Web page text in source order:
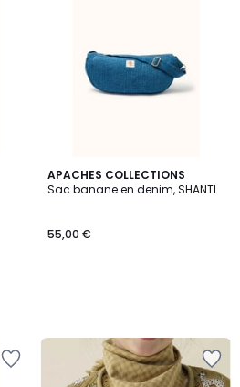
APACHES COLLECTIONS
Sac banane en denim, SHANTI
55,00 €